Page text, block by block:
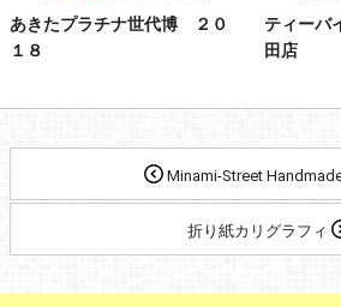
あきたプラチナ世代博 ２０
１８
ティーバ
田店
Minami-Street
折り紙カリグラフィ